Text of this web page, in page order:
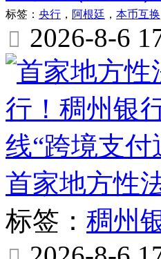
标签： 央行 ， 阿根廷 ， 本币互换
 2026-8-6
首家地方性
标签： 稠州